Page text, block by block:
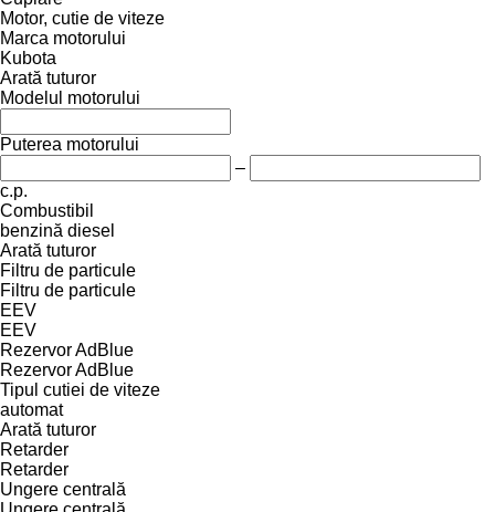
Motor, cutie de viteze
Marca motorului
Kubota
Arată tuturor
Modelul motorului
Puterea motorului
–
c.p.
Combustibil
benzină diesel
Arată tuturor
Filtru de particule
Filtru de particule
EEV
EEV
Rezervor AdBlue
Rezervor AdBlue
Tipul cutiei de viteze
automat
Arată tuturor
Retarder
Retarder
Ungere centrală